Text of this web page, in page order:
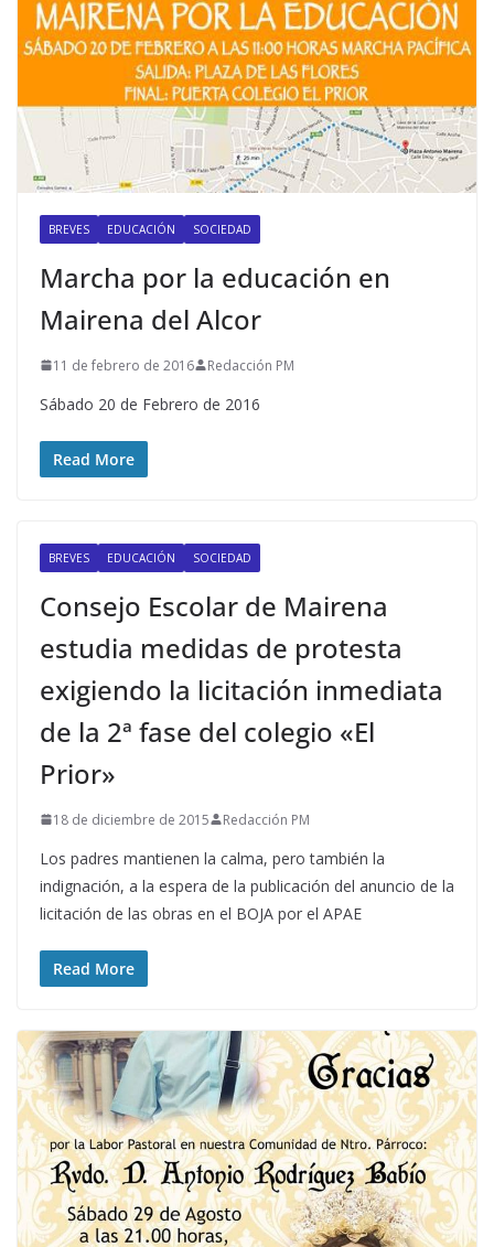
BREVES EDUCACIÓN SOCIEDAD
Marcha por la educación en
Mairena del Alcor
11 de febrero de 2016 Redacción PM
Sábado 20 de Febrero de 2016
Read More
BREVES EDUCACIÓN SOCIEDAD
Consejo Escolar de Mairena
estudia medidas de protesta
exigiendo la licitación inmediata
de la 2ª fase del colegio «El
Prior»
18 de diciembre de 2015 Redacción PM
Los padres mantienen la calma, pero también la
indignación, a la espera de la publicación del anuncio de la
licitación de las obras en el BOJA por el APAE
Read More